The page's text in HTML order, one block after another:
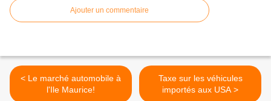
Ajouter un commentaire
< Le marché automobile à
l'Ile Maurice!
Taxe sur les véhicules
importés aux USA >